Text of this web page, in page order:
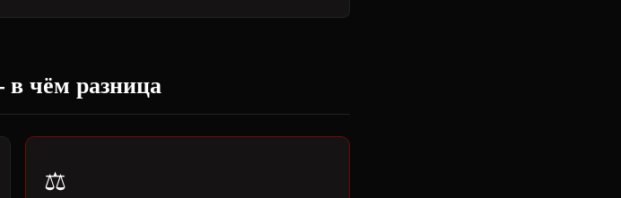
чём разница
⚖️